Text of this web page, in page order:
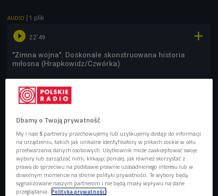
AUDIO 1 plik
 22'49 
"Zimna wojna". Doskonale skonstruowana historia
miłosna (Hrapkowidz/Czwórka)
Dbamy o Twoją prywatność
My i nasi5 partnerzy przechowujemy lub uzyskujemy dostęp do informacji
na urządzeniu, takich jak unikalne identyfikatory w plikach cookie w celu
przetwarzania danych osobowych. Użytkownik może zaakceptować swoje
wybory lub zarządzać nimi, klikając poniżej, jak również skorzystać z
prawa do sprzeciwu na podstawie prawnie uzasadnionego interesu lub w
dowolnym momencie na stronie polityki prywatności. Te wybory będą
sygnalizowane naszym partnerom i nie będą miały wpływu na dane
przeglądania. Polityka prywatności